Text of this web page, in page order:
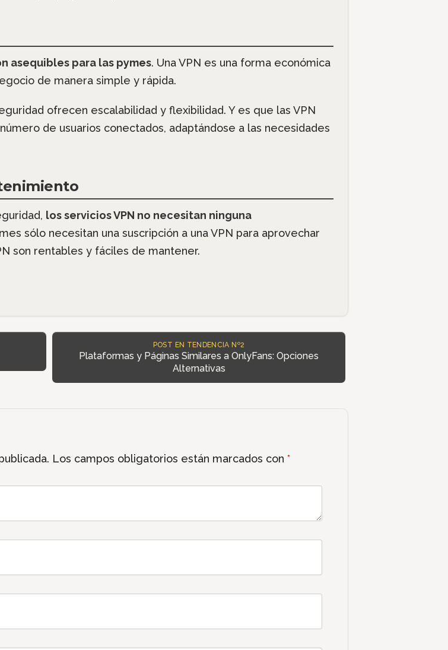
asequibles para las pymes. Una VPN es una forma económica
de manera simple y rápida.
ofrecen escalabilidad y flexibilidad. Y es que las VPN
de usuarios conectados, adaptándose a las necesidades
los servicios VPN no necesitan ninguna
sólo necesitan una suscripción a una VPN para aprovechar
son rentables y fáciles de mantener.
POST EN TENDENCIA Nº2
Plataformas y Páginas Similares a OnlyFans: Opciones
Alternativas
Los campos obligatorios están marcados con*